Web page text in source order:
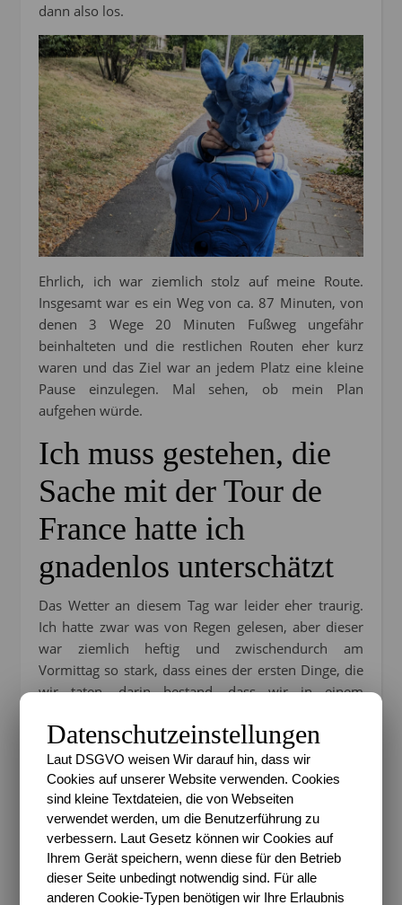
dann also los.
Ehrlich, ich war ziemlich stolz auf meine Route.
Insgesamt war es ein Weg von ca. 87 Minuten, von
denen 3 Wege 20 Minuten Fußweg ungefähr
beinhalteten und die restlichen Routen eher kurz
waren und das Ziel war an jedem Platz eine kleine
Pause einzulegen. Mal sehen, ob mein Plan
aufgehen würde.
Ich muss gestehen, die
Sache mit der Tour de
France hatte ich
gnadenlos unterschätzt
Das Wetter an diesem Tag war leider eher traurig.
Ich hatte zwar was von Regen gelesen, aber dieser
war ziemlich heftig und zwischendurch am
Vormittag so stark, dass eines der ersten Dinge, die
wir taten, darin bestand, dass wir in einem
um nicht gleich total durchnässt zu sein. Das war
auch das einzige Souvenir, das wir in Paris kauften.
Datenschutzeinstellungen
Laut DSGVO weisen Wir darauf hin, dass wir
Cookies auf unserer Website verwenden. Cookies
sind kleine Textdateien, die von Webseiten
verwendet werden, um die Benutzerführung zu
verbessern. Laut Gesetz können wir Cookies auf
Ihrem Gerät speichern, wenn diese für den Betrieb
dieser Seite unbedingt notwendig sind. Für alle
anderen Cookie-Typen benötigen wir Ihre Erlaubnis